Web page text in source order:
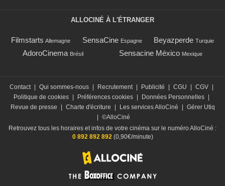
ALLOCINÉ À L'ÉTRANGER
Filmstarts Allemagne SensaCine Espagne Beyazperde Turquie
AdoroCinema Brésil Sensacine México Mexique
Contact | Qui sommes-nous | Recrutement | Publicité | CGU | CGV |
Politique de cookies | Préférences cookies | Données Personnelles |
Revue de presse
| Charte d'écriture | Les services AlloCiné | Gérer Utiq
| ©AlloCiné
Retrouvez tous les horaires et infos de votre cinéma sur le numéro AlloCiné :
0 892 892 892 (0,90€/minute)